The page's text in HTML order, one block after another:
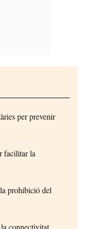
per prevenir
facilitar la
prohibició del
connectivitat